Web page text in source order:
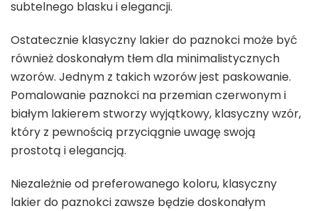
subtelnego blasku i elegancji.
Ostatecznie klasyczny lakier do paznokci może być
również doskonałym tłem dla minimalistycznych
wzorów. Jednym z takich wzorów jest paskowanie.
Pomalowanie paznokci na przemian czerwonym i
białym lakierem stworzy wyjątkowy, klasyczny wzór,
który z pewnością przyciągnie uwagę swoją
prostotą i elegancją.
Niezależnie od preferowanego koloru, klasyczny
lakier do paznokci zawsze będzie doskonałym